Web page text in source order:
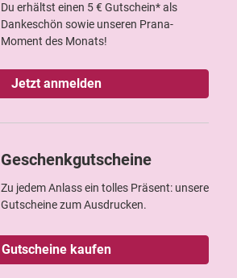
Du erhältst einen 5 € Gutschein* als
Dankeschön sowie unseren Prana-
Moment des Monats!
Jetzt anmelden
Geschenkgutscheine
Zu jedem Anlass ein tolles Präsent: unsere
Gutscheine zum Ausdrucken.
Gutscheine kaufen